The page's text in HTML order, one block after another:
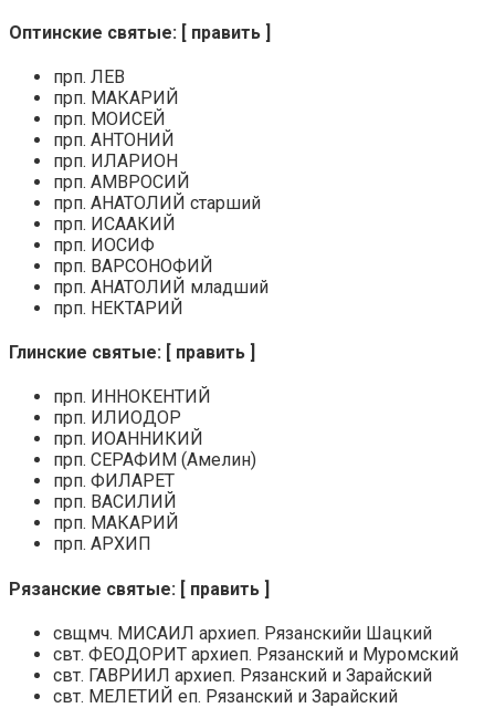
Оптинские святые: [ править ]
прп. ЛЕВ
прп. МАКАРИЙ
прп. МОИСЕЙ
прп. АНТОНИЙ
прп. ИЛАРИОН
прп. АМВРОСИЙ
прп. АНАТОЛИЙ старший
прп. ИСААКИЙ
прп. ИОСИФ
прп. ВАРСОНОФИЙ
прп. АНАТОЛИЙ младший
прп. НЕКТАРИЙ
Глинские святые: [ править ]
прп. ИННОКЕНТИЙ
прп. ИЛИОДОР
прп. ИОАННИКИЙ
прп. СЕРАФИМ (Амелин)
прп. ФИЛАРЕТ
прп. ВАСИЛИЙ
прп. МАКАРИЙ
прп. АРХИП
Рязанские святые: [ править ]
свщмч. МИСАИЛ архиеп. Рязанскийи Шацкий
свт. ФЕОДОРИТ архиеп. Рязанский и Муромский
свт. ГАВРИИЛ архиеп. Рязанский и Зарайский
свт. МЕЛЕТИЙ еп. Рязанский и Зарайский